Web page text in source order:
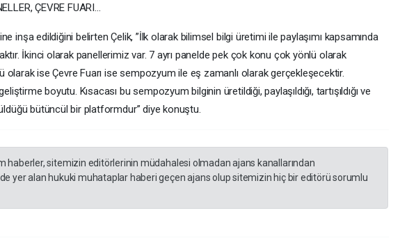
ÇEVRE FUARI…
inşa edildiğini belirten Çelik, ”İlk olarak bilimsel bilgi üretimi ile paylaşımı kapsamında
İkinci olarak panellerimiz var. 7 ayrı panelde pek çok konu çok yönlü olarak
olarak ise Çevre Fuarı ise sempozyum ile eş zamanlı olarak gerçekleşecektir.
boyutu. Kısacası bu sempozyum bilginin üretildiği, paylaşıldığı, tartışıldığı ve
bütüncül bir platformdur” diye konuştu.
haberler, sitemizin editörlerinin müdahalesi olmadan ajans kanallarından
yer alan hukuki muhataplar haberi geçen ajans olup sitemizin hiç bir editörü sorumlu